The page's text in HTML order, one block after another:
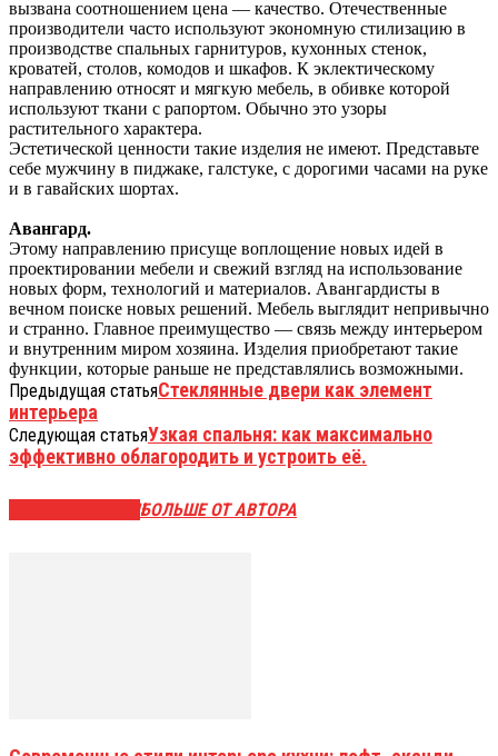
вызвана соотношением цена — качество. Отечественные
производители часто используют экономную стилизацию в
производстве спальных гарнитуров, кухонных стенок,
кроватей, столов, комодов и шкафов. К эклектическому
направлению относят и мягкую мебель, в обивке которой
используют ткани с рапортом. Обычно это узоры
растительного характера.
Эстетической ценности такие изделия не имеют. Представьте
себе мужчину в пиджаке, галстуке, с дорогими часами на руке
и в гавайских шортах.
Авангард.
Этому направлению присуще воплощение новых идей в
проектировании мебели и свежий взгляд на использование
новых форм, технологий и материалов. Авангардисты в
вечном поиске новых решений. Мебель выглядит непривычно
и странно. Главное преимущество — связь между интерьером
и внутренним миром хозяина. Изделия приобретают такие
функции, которые раньше не представлялись возможными.
Предыдущая статьяСтеклянные двери как элемент
интерьера
Следующая статьяУзкая спальня: как максимально
эффективно облагородить и устроить её.
БОЛЬШЕ ОТ АВТОРА